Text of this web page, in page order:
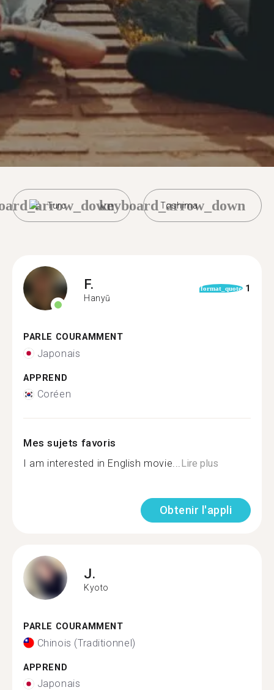
Turc Toshima
keyboard_arrow_down
F.
Hanyū
format_quote 1
PARLE COURAMMENT
Japonais
APPREND
Coréen
Mes sujets favoris
I am interested in English movie...Lire plus
Obtenir l'appli
J.
Kyoto
PARLE COURAMMENT
Chinois (Traditionnel)
APPREND
Japonais